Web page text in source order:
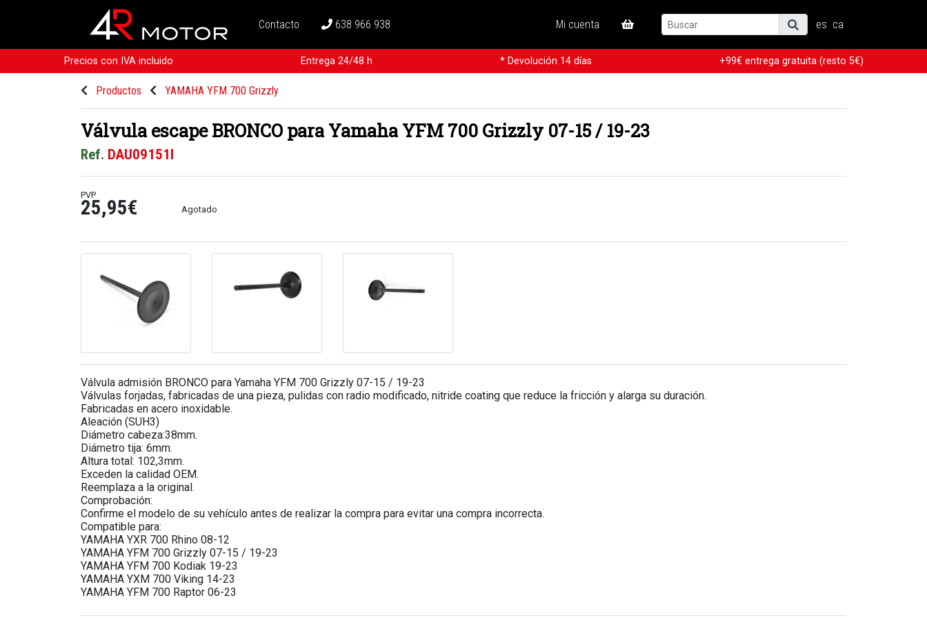
Contacto 638 966 938 Mi cuenta es ca
Precios con IVA incluido Entrega 24/48 h * Devolución 14 días +99€ entrega gratuita (resto 5€)
Productos YAMAHA YFM 700 Grizzly
Válvula escape BRONCO para Yamaha YFM 700 Grizzly 07-15 / 19-23
Ref. DAU09151I
PVP
25,95€ Agotado
Válvula admisión BRONCO para Yamaha YFM 700 Grizzly 07-15 / 19-23
Válvulas forjadas, fabricadas de una pieza, pulidas con radio modificado, nitride coating que reduce la fricción y alarga su duración.
Fabricadas en acero inoxidable.
Aleación (SUH3)
Diámetro cabeza:38mm.
Diámetro tija: 6mm.
Altura total: 102,3mm.
Exceden la calidad OEM.
Reemplaza a la original.
Comprobación:
Confirme el modelo de su vehículo antes de realizar la compra para evitar una compra incorrecta.
Compatible para:
YAMAHA YXR 700 Rhino 08-12
YAMAHA YFM 700 Grizzly 07-15 / 19-23
YAMAHA YFM 700 Kodiak 19-23
YAMAHA YXM 700 Viking 14-23
YAMAHA YFM 700 Raptor 06-23